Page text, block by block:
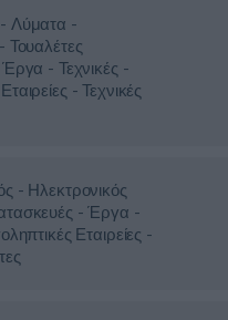
Λύματα -
Τουαλέτες
- Τεχνικές -
- Τεχνικές
- Ηλεκτρονικός
- Έργα -
Εταιρείες -